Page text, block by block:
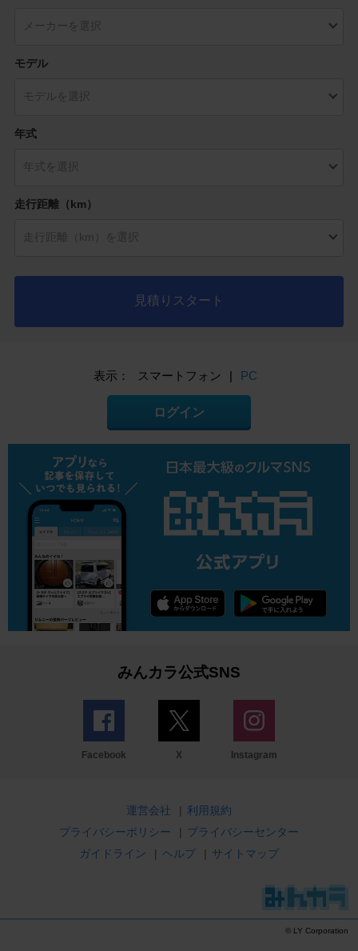
モデル
年式
走行距離（km）
見積りスタート
表示： スマートフォン | PC
ログイン
みんカラ公式SNS
Facebook X Instagram
運営会社 | 利用規約
プライバシーポリシー
| プライバシーセンター
ガイドライン
| ヘルプ | サイトマップ
© LY Corporation